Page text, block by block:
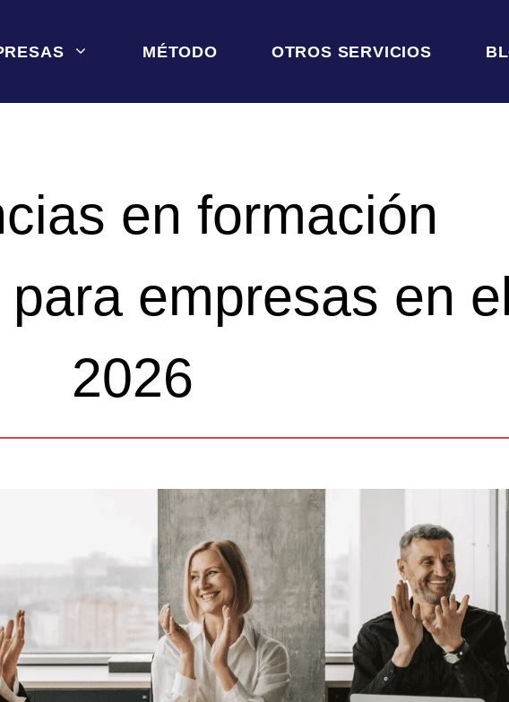
MÉTODO OTROS SERVICIOS
en formación
empresas en
2026